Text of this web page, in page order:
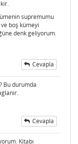
supremumu
ve boş kümeyi
denk geliyorum.
Cevapla
Bu durumda
Cevapla
Kitabı